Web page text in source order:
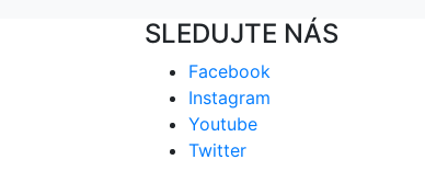
SLEDUJTE NÁS
Facebook
Instagram
Youtube
Twitter